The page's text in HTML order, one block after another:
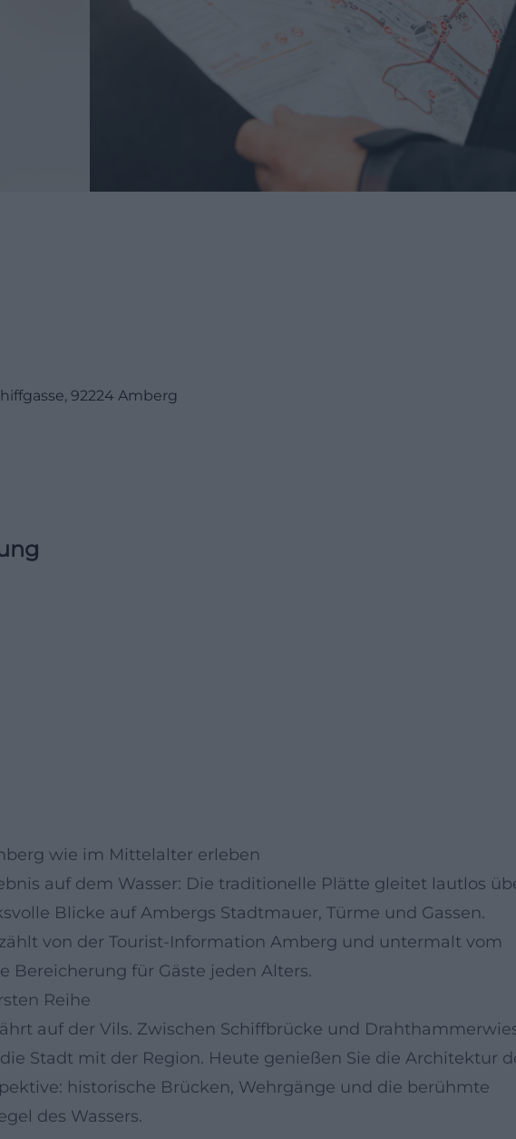
92224 Amberg
wie im Mittelalter erleben
auf dem Wasser: Die traditionelle Plätte gleitet lautlos
Blicke auf Ambergs Stadtmauer, Türme und Gassen.
von der Tourist-Information Amberg und untermalt vom
Bereicherung für Gäste jeden Alters.
Reihe
auf der Vils. Zwischen Schiffbrücke und
Stadt mit der Region. Heute genießen Sie die Architektur
historische Brücken, Wehrgänge und die berühmte
des Wassers.